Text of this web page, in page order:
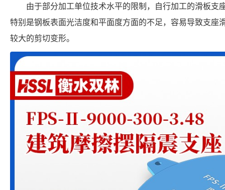
由于部分加工单位技术水平的限制，自行加工的滑板支
特别是钢板表面光洁度和平面度方面的不足，容易导致支座
较大的剪切变形。